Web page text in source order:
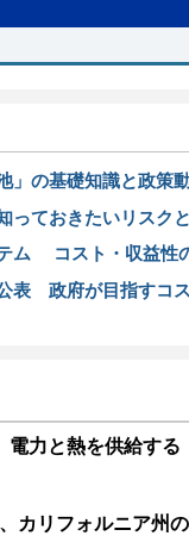
」の基礎知識と政策
っておきたいリスク
ム コスト・収益性
表 政府が目指すコ
電力と熱を供給する
カリフォルニア州